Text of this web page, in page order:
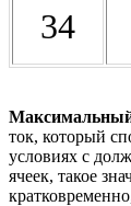
34
ток, который
условиях с
ячеек, такое